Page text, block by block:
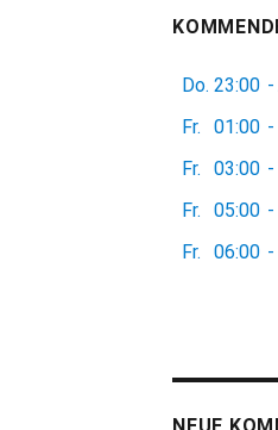
Do. 23:00 -
Fr.
01:00 -
Fr.
03:00 -
Fr.
05:00 -
Fr.
06:00 -